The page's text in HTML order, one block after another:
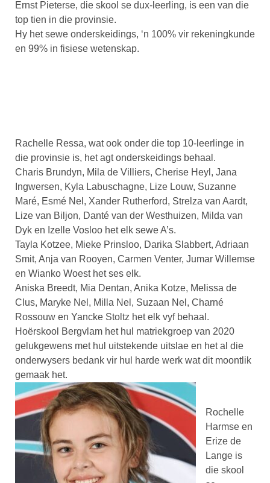
Ernst Pieterse, die skool se dux-leerling, is een van die
top tien in die provinsie.
Hy het sewe onderskeidings, ‘n 100% vir rekeningkunde
en 99% in fisiese wetenskap.
Rachelle Ressa, wat ook onder die top 10-leerlinge in
die provinsie is, het agt onderskeidings behaal.
Charis Brundyn, Mila de Villiers, Cherise Heyl, Jana
Ingwersen, Kyla Labuschagne, Lize Louw, Suzanne
Maré, Esmé Nel, Xander Rutherford, Strelza van Aardt,
Lize van Biljon, Danté van der Westhuizen, Milda van
Dyk en Izelle Vosloo het elk sewe A’s.
Tayla Kotzee, Mieke Prinsloo, Darika Slabbert, Adriaan
Smit, Anja van Rooyen, Carmen Venter, Jumar Willemse
en Wianko Woest het ses elk.
Aniska Breedt, Mia Dentan, Anika Kotze, Melissa de
Clus, Maryke Nel, Milla Nel, Suzaan Nel, Charné
Rossouw en Yancke Stoltz het elk vyf behaal.
Hoërskool Bergvlam het hul matriekgroep van 2020
gelukgewens met hul uitstekende uitslae en het al die
onderwysers bedank vir hul harde werk wat dit moontlik
gemaak het.
Rochelle
Harmse en
Erize de
Lange is
die skool